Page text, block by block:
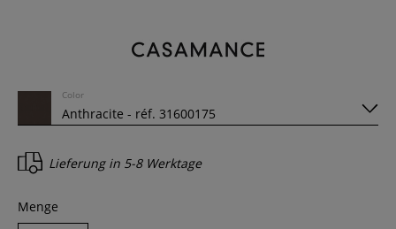
Color
Lieferung in 5-8 Werktage
Menge